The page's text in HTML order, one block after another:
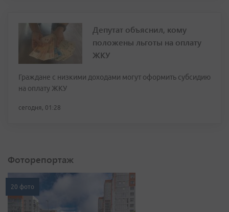
Депутат объяснил, кому
положены льготы на оплату
ЖКУ
Граждане с низкими доходами могут оформить субсидию
на оплату ЖКУ
сегодня, 01:28
Фоторепортаж
20 фото